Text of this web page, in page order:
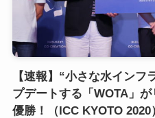
【速報】“小さな水インフ
プデートする「WOTA」
優勝！（ICC KYOTO 2020